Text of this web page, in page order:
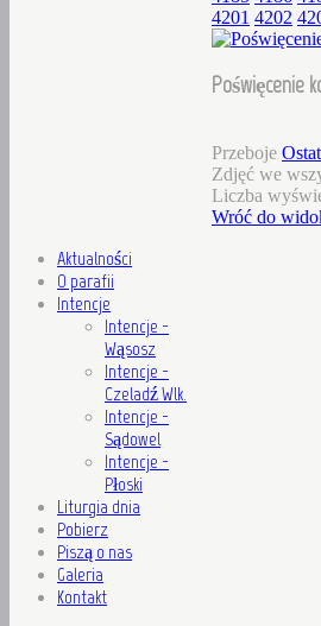
4201 4202
Poświęcenie
Przeboje
Zdjęć we
Liczba
Wróć do
Aktualności
O parafii
Intencje
Intencje -
Wąsosz
Intencje -
Czeladź Wlk.
Intencje -
Sądowel
Intencje -
Płoski
Liturgia dnia
Pobierz
Piszą o nas
Galeria
Kontakt